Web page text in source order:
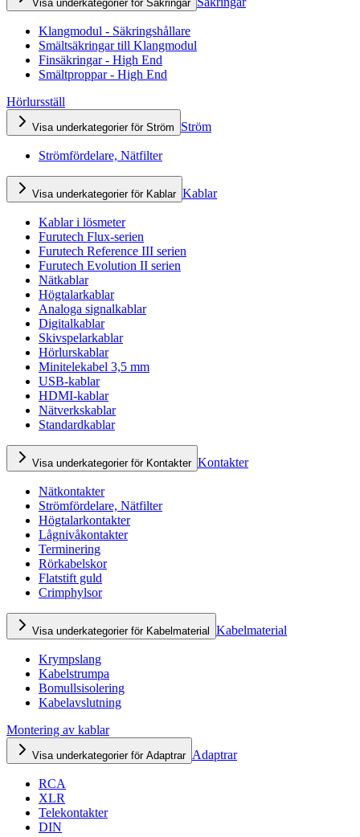
Visa underkategorier för Säkringar
Klangmodul - Säkringshållare
Smältsäkringar till Klangmodul
Finsäkringar - High End
Smältproppar - High End
Hörlursställ
Visa underkategorier för Ström Ström
Strömfördelare, Nätfilter
Visa underkategorier för Kablar Kablar
Kablar i lösmeter
Furutech Flux-serien
Furutech Reference III serien
Furutech Evolution II serien
Nätkablar
Högtalarkablar
Analoga signalkablar
Digitalkablar
Skivspelarkablar
Hörlurskablar
Minitelekabel 3,5 mm
USB-kablar
HDMI-kablar
Nätverkskablar
Standardkablar
Visa underkategorier för Kontakter Kontakter
Nätkontakter
Strömfördelare, Nätfilter
Högtalarkontakter
Lågnivåkontakter
Terminering
Rörkabelskor
Flatstift guld
Crimphylsor
Visa underkategorier för Kabelmaterial Kabelmaterial
Krympslang
Kabelstrumpa
Bomullsisolering
Kabelavslutning
Montering av kablar
Visa underkategorier för Adaptrar Adaptrar
RCA
XLR
Telekontakter
DIN